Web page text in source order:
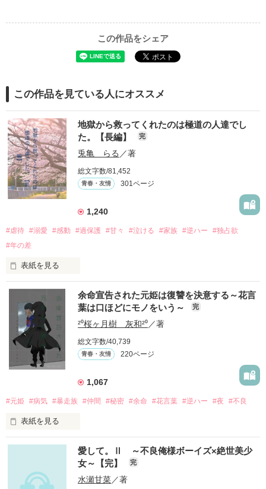
この作品をシェア
この作品を見ている人にオススメ
地獄から救ってくれたのは極道の人達でし
た。【長編】
完
兎亀 らる ／著
総文字数/81,452
青春・友情 301ページ
1,240
#虐待 #溺愛 #感動 #過保護 #甘々 #泣ける #家族 #逆ハー
#独占欲
#年の差
表紙を見る
｢全部あんたのせいよ｣
『──のせいじゃないよ』
｢なんであんたが生きてんのよ｣
『生きていてくれてありがとう』
｢あんたなんか産まなきゃ良かった｣
『産まれてきてくれてありがとう』
『──が居てくれたから俺たちは·····』
余命宣告された元姫は復讐を決意する～花言
葉は口ほどにモノをいう～
完
²⁰桜ヶ月樹 灰和²⁰／著
総文字数/40,739
青春・友情 220ページ
1,067
#元姫 #病気 #暴走族 #仲間 #秘密 #余命 #花言葉 #逆ハー #夜 #不良
表紙を見る
世界№1の最強。通り名・night
龍牙の元姫
愛して。Ⅱ ～不良俺様ボーイズ×絶世美少
女～【完】
完
水瀬甘菜／著